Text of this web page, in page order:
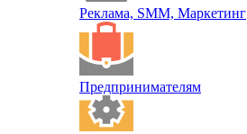
Реклама, SMM, Маркетинг
Предпринимателям